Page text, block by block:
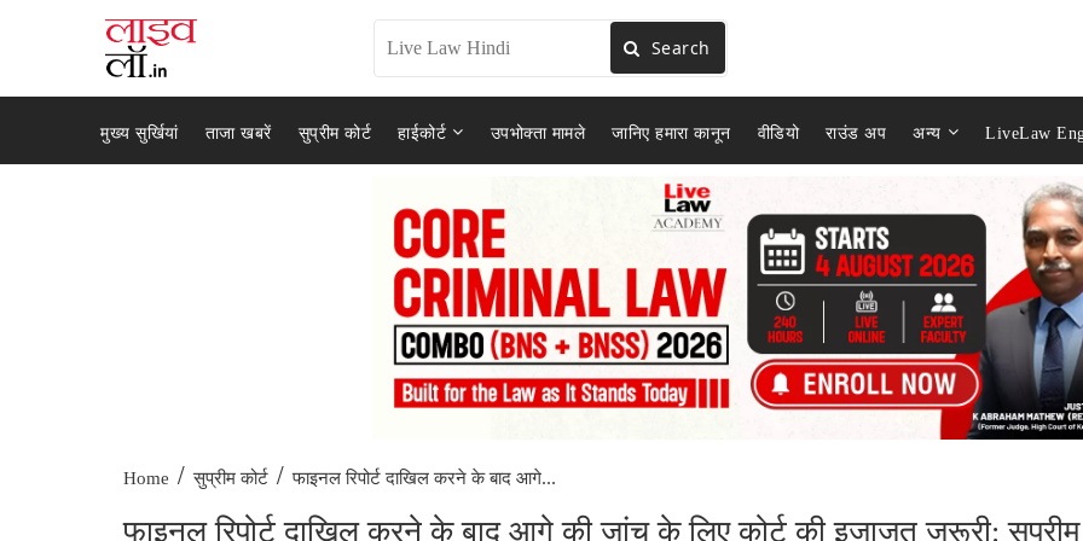
Search
मुख्य सुर्खियां ताजा खबरें सुप्रीम कोर्ट हाईकोर्ट उपभोक्ता मामले जानिए हमारा कानून वीडियो राउंड अप अन्य LiveLaw
Home / सुप्रीम कोर्ट / फाइनल रिपोर्ट दाखिल करने के बाद आगे...
फाइनल रिपोर्ट दाखिल करने के बाद आगे की जांच के लिए कोर्ट की इजाज़त ज़रूरी: सुप्रीम